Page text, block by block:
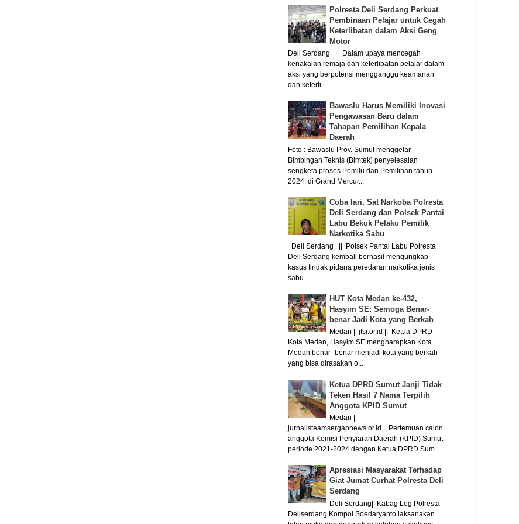
Polresta Deli Serdang Perkuat
Pembinaan Pelajar untuk Cegah
Keterlibatan dalam Aksi Geng
Motor
Deli Serdang || Dalam upaya mencegah
kenakalan remaja dan keterlibatan pelajar dalam
aksi yang berpotensi mengganggu keamanan
dan keterti...
Bawaslu Harus Memiliki Inovasi
Pengawasan Baru dalam
Tahapan Pemilihan Kepala
Daerah
Foto : Bawaslu Prov. Sumut menggelar
Bimbingan Teknis (Bimtek) penyelesaian
sengketa proses Pemilu dan Pemilihan tahun
2024, di Grand Mercur...
Coba lari, Sat Narkoba Polresta
Deli Serdang dan Polsek Pantai
Labu Bekuk Pelaku Pemilik
Narkotika Sabu
Deli Serdang || Polsek Pantai Labu Polresta
Deli Serdang kembali berhasil mengungkap
kasus tindak pidana peredaran narkotika jenis
sabu...
HUT Kota Medan ke-432,
Hasyim SE: Semoga Benar-
benar Jadi Kota yang Berkah
Medan || jtsi.or.id || Ketua DPRD
Kota Medan, Hasyim SE mengharapkan Kota
Medan benar- benar menjadi kota yang berkah
yang bisa dirasakan o...
Ketua DPRD Sumut Janji Tidak
Teken Hasil 7 Nama Terpilih
Anggota KPID Sumut
Medan |
jurnalisteamsergapnews.or.id || Pertemuan calon
anggota Komisi Penyiaran Daerah (KPID) Sumut
periode 2021-2024 dengan Ketua DPRD Sum...
Apresiasi Masyarakat Terhadap
Giat Jumat Curhat Polresta Deli
Serdang
Deli Serdang|| Kabag Log Polresta
Deliserdang Kompol Soedaryanto laksanakan